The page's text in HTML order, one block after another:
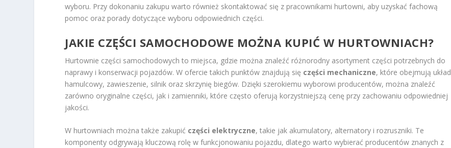
wyboru. Przy dokonaniu zakupu warto również skontaktować się z pracownikami hurtowni, aby uzyskać fachową
pomoc oraz porady dotyczące wyboru odpowiednich części.
JAKIE CZĘŚCI SAMOCHODOWE MOŻNA KUPIĆ W HURTOWNIACH?
Hurtownie części samochodowych to miejsca, gdzie można znaleźć różnorodny asortyment części potrzebnych do
naprawy i konserwacji pojazdów. W ofercie takich punktów znajdują się części mechaniczne, które obejmują układ
hamulcowy, zawieszenie, silnik oraz skrzynię biegów. Dzięki szerokiemu wyborowi producentów, można znaleźć
zarówno oryginalne części, jak i zamienniki, które często oferują korzystniejszą cenę przy zachowaniu odpowiedniej
jakości.
W hurtowniach można także zakupić części elektryczne, takie jak akumulatory, alternatory i rozruszniki. Te
komponenty odgrywają kluczową rolę w funkcjonowaniu pojazdu, dlatego warto wybierać producentów znanych z